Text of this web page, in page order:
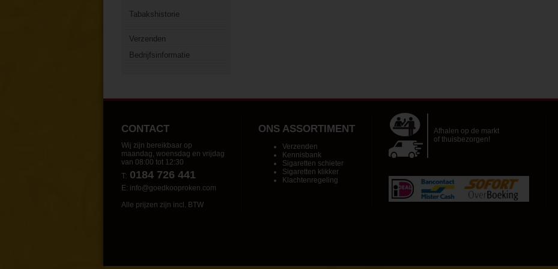
Tabakshistorie
Verzenden
Bedrijfsinformatie
CONTACT
Wij zijn bereikbaar op
maandag, woensdag en vrijdag
van 08:00 tot 12:30
T: 0184 726 441
E: info@goedkooproken.com
Alle prijzen zijn incl. BTW
ONS ASSORTIMENT
Verzenden
Kennisbank
Sigaretten schieter
Sigaretten klikker
Klachtenregeling
Afhalen op de markt
of thuisbezorgen!